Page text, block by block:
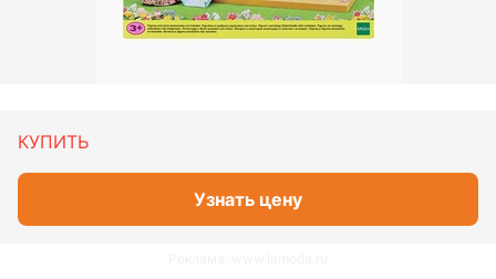
КУПИТЬ
Узнать цену